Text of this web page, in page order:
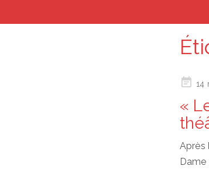
Posted
14
«
Après
Dame